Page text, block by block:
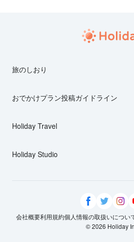
旅のしおり
おでかけプラン投稿ガイドライン
Holiday Travel
Holiday Studio
会社概要利用規約個人情報の取扱いについ
© 2026 Holiday